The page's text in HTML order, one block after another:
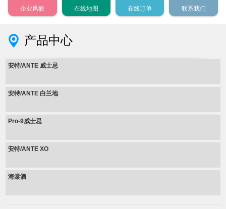
企业风貌 在线地图 在线订单 联系我们
产品中心
安特/ANTE 威士忌
安特/ANTE 白兰地
Pro-9威士忌
安特/ANTE XO
海棠酒